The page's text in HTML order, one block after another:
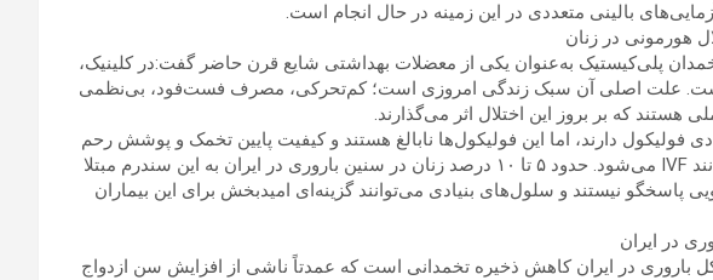
بالینی متعددی در این زمینه در حال انجام است.
هورمونی در زنان
پلی‌کیستیک به‌عنوان یکی از معضلات بهداشتی شایع قرن حاضر گفت:در کلینیک،
علت اصلی آن سبک زندگی امروزی است؛ کم‌تحرکی، مصرف فست‌فود، بی‌نظمی
هستند که بر بروز این اختلال اثر می‌گذارند.
فولیکول دارند، اما این فولیکول‌ها نابالغ هستند و کیفیت پایین تخمک و پوشش رحم
باعث کاهش موفقیت درمان‌های باروری مانند IVF می‌شود. حدود ۵ تا ۱۰ درصد زنان در سنین باروری در ایران به این سندرم مبتلا
پاسخگو نیستند و سلول‌های بنیادی می‌توانند گزینه‌ای امیدبخش برای این بیماران
در ایران
باروری در ایران کاهش ذخیره تخمدانی است که عمدتاً ناشی از افزایش سن ازدواج